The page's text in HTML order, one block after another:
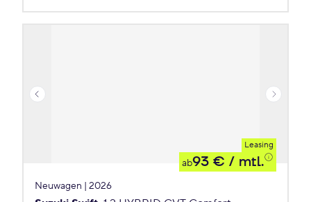
Leasing
ab93 € / mtl.
Neuwagen | 2026